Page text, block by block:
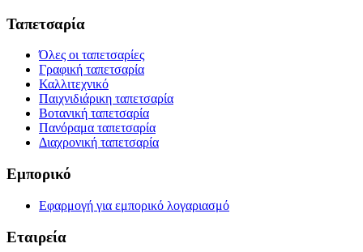
Ταπετσαρία
Όλες οι ταπετσαρίες
Γραφική ταπετσαρία
Καλλιτεχνικό
Παιχνιδιάρικη ταπετσαρία
Βοτανική ταπετσαρία
Πανόραμα ταπετσαρία
Διαχρονική ταπετσαρία
Εμπορικό
Εφαρμογή για εμπορικό λογαριασμό
Εταιρεία